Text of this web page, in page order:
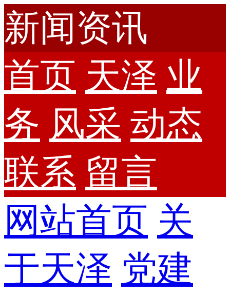
新闻资讯
首页 天泽 业
务 风采 动态
联系 留言
网站首页 关
于天泽 党建